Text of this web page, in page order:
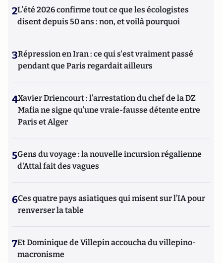
2L’été 2026 confirme tout ce que les écologistes
disent depuis 50 ans : non, et voilà pourquoi
3Répression en Iran : ce qui s'est vraiment passé
pendant que Paris regardait ailleurs
4Xavier Driencourt : l’arrestation du chef de la DZ
Mafia ne signe qu’une vraie-fausse détente entre
Paris et Alger
5Gens du voyage : la nouvelle incursion régalienne
d'Attal fait des vagues
6Ces quatre pays asiatiques qui misent sur l’IA pour
renverser la table
7Et Dominique de Villepin accoucha du villepino-
macronisme